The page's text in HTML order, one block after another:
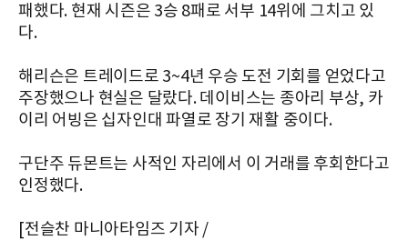
패했다. 현재 시즌은 3승 8패로 서부 14위에 그치고 있
다.
해리슨은 트레이드로 3~4년 우승 도전 기회를 얻었다고
주장했으나 현실은 달랐다. 데이비스는 종아리 부상, 카
이리 어빙은 십자인대 파열로 장기 재활 중이다.
구단주 듀몬트는 사적인 자리에서 이 거래를 후회한다고
인정했다.
[전슬찬 마니아타임즈 기자 /